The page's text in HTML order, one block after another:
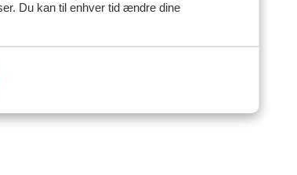
Du kan til enhver tid ændre dine